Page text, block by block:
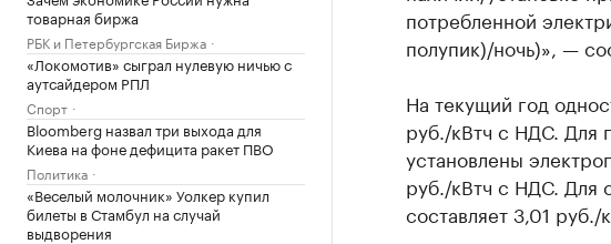
товарная биржа
РБК и Петербургская Биржа
«Локомотив» сыграл нулевую ничью с
аутсайдером РПЛ
Спорт
Bloomberg назвал три выхода для
Киева на фоне дефицита ракет ПВО
Политика
«Веселый молочник» Уолкер купил
билеты в Стамбул на случай
выдворения
потребленной
полупик)/ночь)», —
На текущий год
руб./кВтч с НДС. Для
установлены
руб./кВтч с НДС. Для
составляет 3,01 руб./